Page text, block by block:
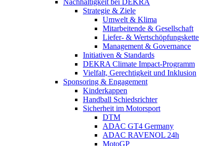
Strategie & Ziele
Umwelt & Klima
Mitarbeitende & Gesellschaft
Liefer- & Wertschöpfungskette
Management & Governance
Initiativen & Standards
DEKRA Climate Impact-Programm
Vielfalt, Gerechtigkeit und Inklusion​
Sponsoring & Engagement
Kinderkappen
Handball Schiedsrichter
Sicherheit im Motorsport
DTM
ADAC GT4 Germany
ADAC RAVENOL 24h
MotoGP